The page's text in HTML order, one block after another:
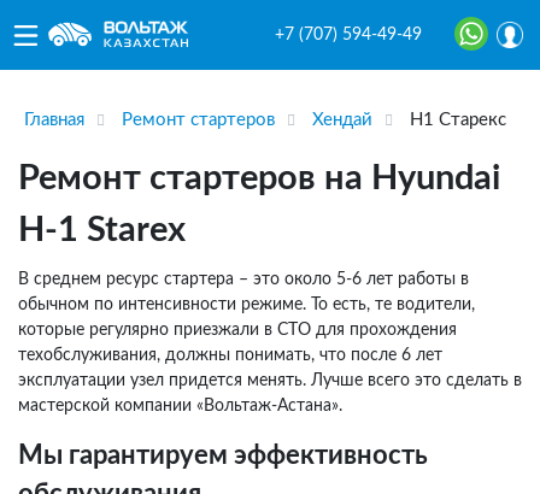
+7 (707) 594-49-49
Главная Ремонт стартеров Хендай Н1 Старекс
Ремонт стартеров на Hyundai
H-1 Starex
В среднем ресурс стартера – это около 5-6 лет работы в
обычном по интенсивности режиме. То есть, те водители,
которые регулярно приезжали в СТО для прохождения
техобслуживания, должны понимать, что после 6 лет
эксплуатации узел придется менять. Лучше всего это сделать в
мастерской компании «Вольтаж-Астана».
Мы гарантируем эффективность